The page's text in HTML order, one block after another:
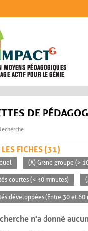
DE
Recherche
LES FICHES (31)
(X) Grand groupe (>
courtes (< 30 minutes)
développées (Entre 30 et 60
n'a donné